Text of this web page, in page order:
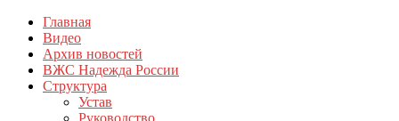
Перейти
содержимому
КПРФ Мордовия
Мордовское Региональное отделение КПРФ
Главная
Видео
Архив новостей
ВЖС Надежда России
Структура
Устав
Руководство